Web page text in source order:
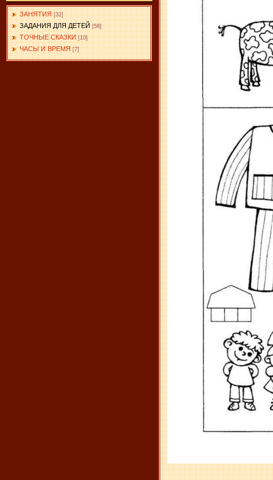
ЗАНЯТИЯ [32]
ЗАДАНИЯ ДЛЯ ДЕТЕЙ [58]
ТОЧНЫЕ СКАЗКИ [10]
ЧАСЫ И ВРЕМЯ [7]